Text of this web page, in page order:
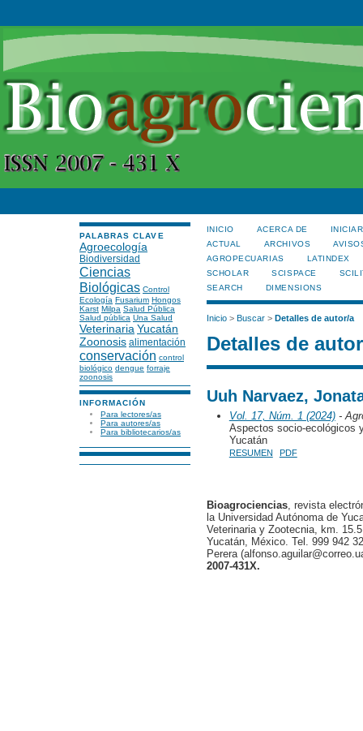
PALABRAS CLAVE
Agroecología
Biodiversidad
Ciencias
Biológicas Control
Ecología Fusarium Hongos
Karst Milpa Salud Pública
Salud pública Una Salud
Veterinaria Yucatán
Zoonosis alimentación
conservación control
biológico dengue forraje
zoonosis
INFORMACIÓN
Para lectores/as
Para autores/as
Para bibliotecarios/as
INICIO ACERCA DE
ACTUAL
ARCHIVOS
AGROPECUARIAS
LATINDEX
SCHOLAR
SCISPACE
SEARCH
DIMENSIONS
Inicio> Buscar> Detalles de autor/a
Detalles de
Uuh Narvaez,
Vol. 17, Núm. 1 (2024)-
Aspectos socio-ecológicos
Yucatán
RESUMEN PDF
Bioagrociencias, revista
la Universidad Autónoma de
Veterinaria y Zootecnia, km.
Yucatán, México. Tel. 999 942
Perera
2007-431X.